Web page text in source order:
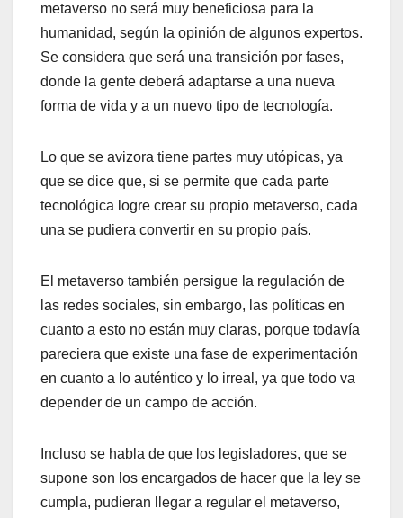
metaverso no será muy beneficiosa para la
humanidad, según la opinión de algunos expertos.
Se considera que será una transición por fases,
donde la gente deberá adaptarse a una nueva
forma de vida y a un nuevo tipo de tecnología.
Lo que se avizora tiene partes muy utópicas, ya
que se dice que, si se permite que cada parte
tecnológica logre crear su propio metaverso, cada
una se pudiera convertir en su propio país.
El metaverso también persigue la regulación de
las redes sociales, sin embargo, las políticas en
cuanto a esto no están muy claras, porque todavía
pareciera que existe una fase de experimentación
en cuanto a lo auténtico y lo irreal, ya que todo va
depender de un campo de acción.
Incluso se habla de que los legisladores, que se
supone son los encargados de hacer que la ley se
cumpla, pudieran llegar a regular el metaverso,